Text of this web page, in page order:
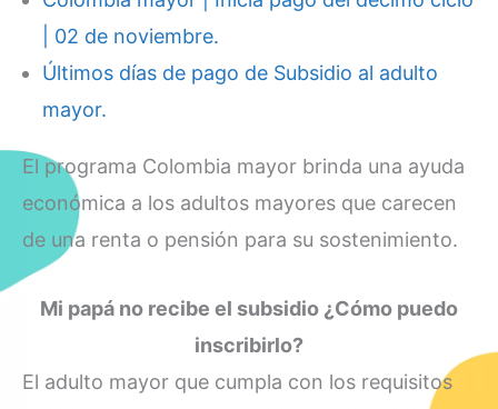
| 02 de noviembre.
Últimos días de pago de Subsidio al adulto
mayor.
El programa Colombia mayor brinda una ayuda
económica a los adultos mayores que carecen
de una renta o pensión para su sostenimiento.
Mi papá no recibe el subsidio ¿Cómo puedo
inscribirlo?
El adulto mayor que cumpla con los requisitos